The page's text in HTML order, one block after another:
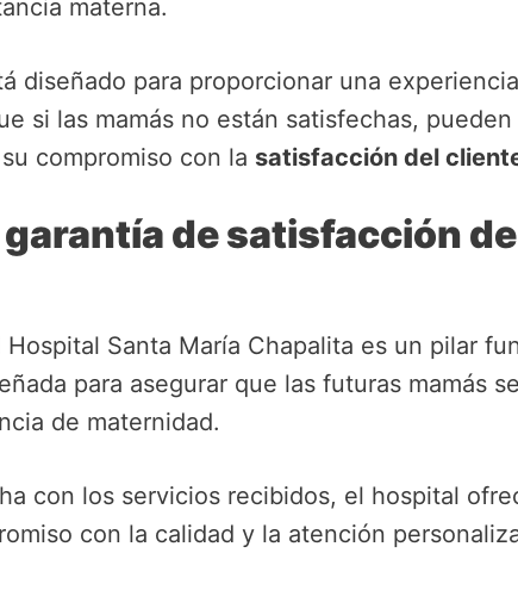
materna.
diseñado para proporcionar una
si las mamás no están satisfechas,
compromiso con la satisfacción del
de satisfacción
Hospital Santa María Chapalita es un pilar
para asegurar que las futuras mamás
de maternidad.
con los servicios recibidos, el hospital
con la calidad y la atención